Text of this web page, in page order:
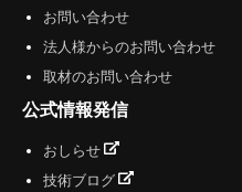
お問い合わせ
法人様からのお問い合わせ
取材のお問い合わせ
公式情報発信
おしらせ
技術ブログ